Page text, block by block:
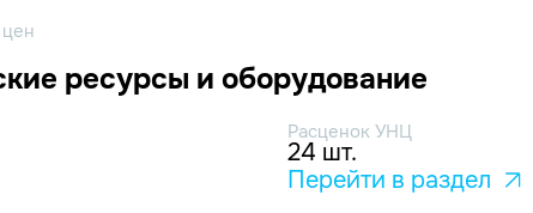
ресурсы и оборудование
Расценок УНЦ
24 шт.
Перейти в раздел